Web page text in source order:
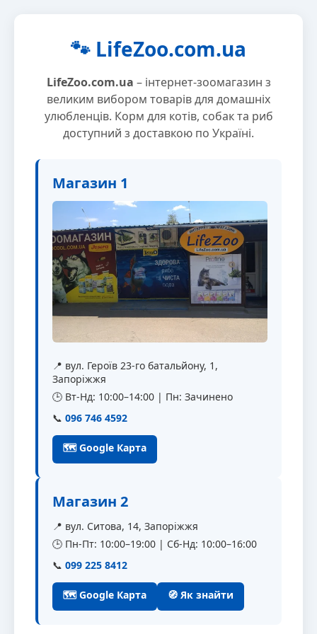
🐾 LifeZoo.com.ua
LifeZoo.com.ua – інтернет-зоомагазин з
великим вибором товарів для домашніх
улюбленців. Корм для котів, собак та риб
доступний з доставкою по Україні.
Магазин 1
📍 вул. Героїв 23-го батальйону, 1,
Запоріжжя
🕒 Вт-Нд: 10:00–14:00 | Пн: Зачинено
📞 096 746 4592
🗺 Google Карта
Магазин 2
📍 вул. Ситова, 14, Запоріжжя
🕒 Пн-Пт: 10:00–19:00 | Сб-Нд: 10:00–16:00
📞 099 225 8412
🗺 Google Карта 🧭 Як знайти